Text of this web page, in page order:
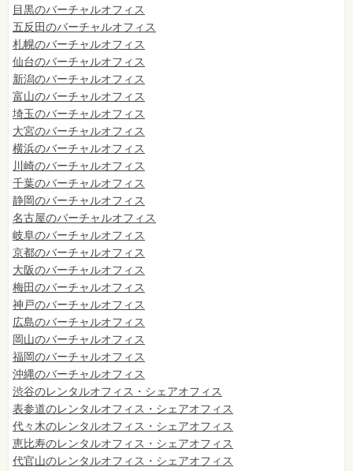
目黒のバーチャルオフィス
五反田のバーチャルオフィス
札幌のバーチャルオフィス
仙台のバーチャルオフィス
新潟のバーチャルオフィス
富山のバーチャルオフィス
埼玉のバーチャルオフィス
大宮のバーチャルオフィス
横浜のバーチャルオフィス
川崎のバーチャルオフィス
千葉のバーチャルオフィス
静岡のバーチャルオフィス
名古屋のバーチャルオフィス
岐阜のバーチャルオフィス
京都のバーチャルオフィス
大阪のバーチャルオフィス
梅田のバーチャルオフィス
神戸のバーチャルオフィス
広島のバーチャルオフィス
岡山のバーチャルオフィス
福岡のバーチャルオフィス
沖縄のバーチャルオフィス
渋谷のレンタルオフィス・シェアオフィス
表参道のレンタルオフィス・シェアオフィス
代々木のレンタルオフィス・シェアオフィス
恵比寿のレンタルオフィス・シェアオフィス
代官山のレンタルオフィス・シェアオフィス